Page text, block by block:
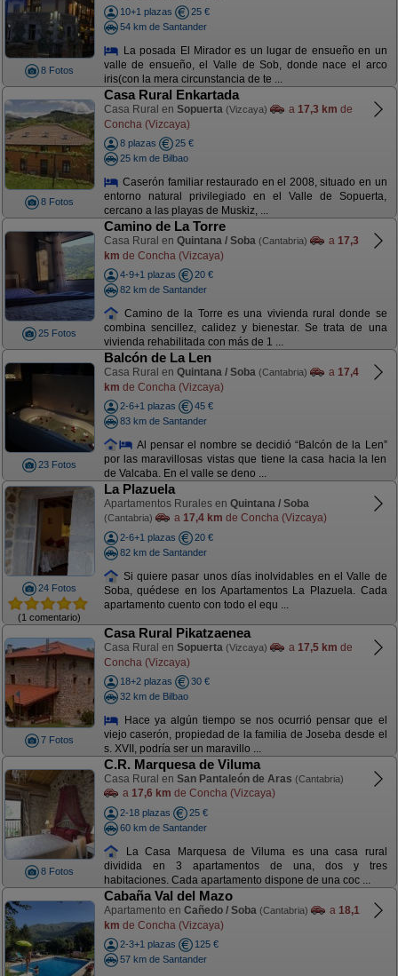
8 Fotos
10+1 plazas
25 €
54 km de Santander
La posada El Mirador es un lugar de ensueño en un
valle de ensueño, el Valle de Sob, donde nace el arco
iris(con la mera circunstancia de te ...
8 Fotos
Casa Rural Enkartada
Casa Rural en Sopuerta (Vizcaya) a 17,3 km de
Concha (Vizcaya)
8 plazas
25 €
25 km de Bilbao
Caserón familiar restaurado en el 2008, situado en un
entorno natural privilegiado en el Valle de Sopuerta,
cercano a las playas de Muskiz, ...
25 Fotos
Camino de La Torre
Casa Rural en Quintana / Soba (Cantabria) a 17,3
km de Concha (Vizcaya)
4-9+1 plazas
20 €
82 km de Santander
Camino de la Torre es una vivienda rural donde se
combina sencillez, calidez y bienestar. Se trata de una
vivienda rehabilitada con más de 1 ...
23 Fotos
Balcón de La Len
Casa Rural en Quintana / Soba (Cantabria) a 17,4
km de Concha (Vizcaya)
2-6+1 plazas
45 €
83 km de Santander
Al pensar el nombre se decidió “Balcón de la Len”
por las maravillosas vistas que tiene la casa hacia la len
de Valcaba. En el valle se deno ...
24 Fotos
(1 comentario)
La Plazuela
Apartamentos Rurales en Quintana / Soba
(Cantabria) a 17,4 km de Concha (Vizcaya)
2-6+1 plazas
20 €
82 km de Santander
Si quiere pasar unos días inolvidables en el Valle de
Soba, quédese en los Apartamentos La Plazuela. Cada
apartamento cuento con todo el equ ...
7 Fotos
Casa Rural Pikatzaenea
Casa Rural en Sopuerta (Vizcaya) a 17,5 km de
Concha (Vizcaya)
18+2 plazas
30 €
32 km de Bilbao
Hace ya algún tiempo se nos ocurrió pensar que el
viejo caserón, propiedad de la familia de Joseba desde el
s. XVII, podría ser un maravillo ...
8 Fotos
C.R. Marquesa de Viluma
Casa Rural en San Pantaleón de Aras (Cantabria)
a 17,6 km de Concha (Vizcaya)
2-18 plazas
25 €
60 km de Santander
La Casa Marquesa de Viluma es una casa rural
dividida en 3 apartamentos de una, dos y tres
habitaciones. Cada apartamento dispone de una coc ...
Cabaña Val del Mazo
Apartamento en Cañedo / Soba (Cantabria) a 18,1
km de Concha (Vizcaya)
2-3+1 plazas
125 €
57 km de Santander